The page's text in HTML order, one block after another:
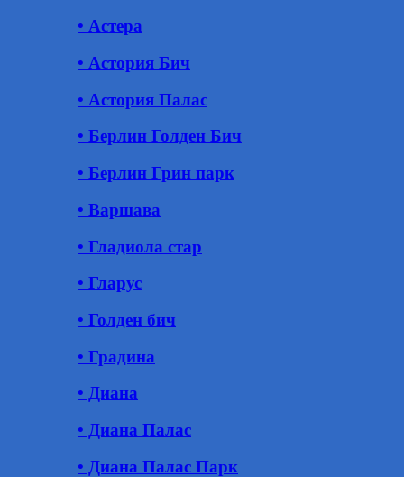
• Астера
• Астория Бич
• Астория Палас
• Берлин Голден Бич
• Берлин Грин парк
• Варшава
• Гладиола стар
• Гларус
• Голден бич
• Градина
• Диана
• Диана Палас
• Диана Палас Парк